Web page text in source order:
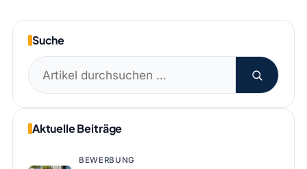
Suche
Suchen
nach:
Aktuelle Beiträge
BEWERBUNG